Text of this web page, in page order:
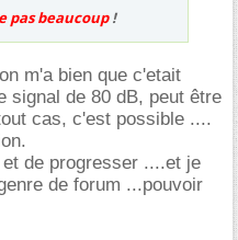
pas beaucoup!
m'a bien que c'etait
signal de 80 dB, peut être
cas, c'est possible ....
de progresser ....et je
de forum ...pouvoir